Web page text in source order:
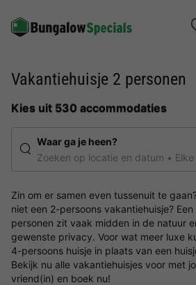
Vakantiehuisje 2 personen
Kies uit 530 accommodaties
Waar ga je heen?
Zoeken op locatie en datum
Zin om er samen even tussenuit te
niet een 2-persoons vakantiehuisje?
personen zit vaak midden in de natuur
gewenste privacy. Voor wat meer luxe
4-persoons huisje in plaats van een
Bekijk nu alle vakantiehuisjes voor met
vriend(in) en boek nu!